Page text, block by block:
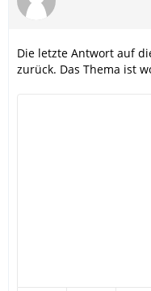
Die letzte Antwort auf
zurück. Das Thema ist